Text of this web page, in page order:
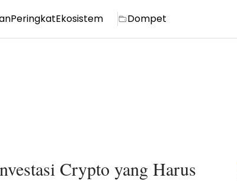
PeringkatEkosistem Dompet
Crypto yang Harus